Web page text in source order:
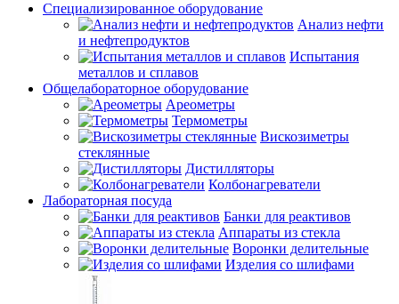
Специализированное оборудование
Анализ нефти
и нефтепродуктов
Испытания
металлов и сплавов
Общелабораторное оборудование
Ареометры
Термометры
Вискозиметры
стеклянные
Дистилляторы
Колбонагреватели
Лабораторная посуда
Банки для реактивов
Аппараты из стекла
Воронки делительные
Изделия со шлифами